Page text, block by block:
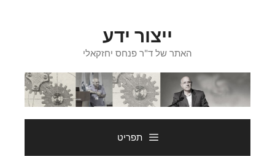
ייצור ידע
האתר של ד"ר פנחס יחזקאלי
תפריט